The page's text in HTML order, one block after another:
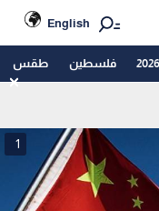
English
فلسطين طقس
1